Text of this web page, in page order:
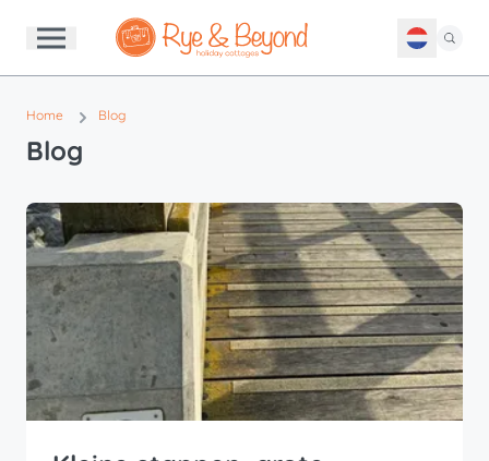
Home Blog
Blog